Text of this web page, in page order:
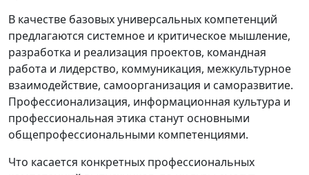
В качестве базовых универсальных компетенций
предлагаются системное и критическое мышление,
разработка и реализация проектов, командная
работа и лидерство, коммуникация, межкультурное
взаимодействие, самоорганизация и саморазвитие.
Профессионализация, информационная культура и
профессиональная этика станут основными
общепрофессиональными компетенциями.
Что касается конкретных профессиональных